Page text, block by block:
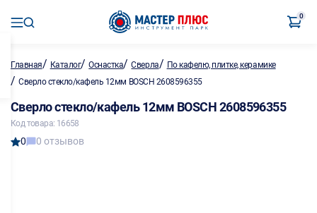
0
Главная/ Каталог/Оснастка/Сверла/ По кафелю, плитке, керамике
/ Сверло стекло/кафель 12мм BOSCH 2608596355
Сверло стекло/кафель 12мм BOSCH 2608596355
Код товара: 16658
0 0 отзывов